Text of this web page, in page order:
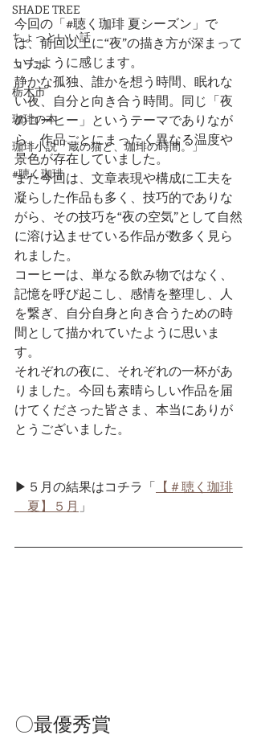
SHADE TREE
ちょっといい話
コラボ
栃木市
珈琲の本
珈琲小説「蔵の猫と、珈琲の時間。」
#聴く珈琲
今回の「#聴く珈琲 夏シーズン」で
は、前回以上に“夜”の描き方が深まって
いたように感じます。
静かな孤独、誰かを想う時間、眠れな
い夜、自分と向き合う時間。同じ「夜
のコーヒー」というテーマでありなが
ら、作品ごとにまったく異なる温度や
景色が存在していました。
また今回は、文章表現や構成に工夫を
凝らした作品も多く、技巧的でありな
がら、その技巧を“夜の空気”として自然
に溶け込ませている作品が数多く見ら
れました。
コーヒーは、単なる飲み物ではなく、
記憶を呼び起こし、感情を整理し、人
を繋ぎ、自分自身と向き合うための時
間として描かれていたように思いま
す。
それぞれの夜に、それぞれの一杯があ
りました。今回も素晴らしい作品を届
けてくださった皆さま、本当にありが
とうございました。
▶５月の結果はコチラ「 【＃聴く珈琲
＿夏】５月 」
〇最優秀賞